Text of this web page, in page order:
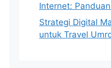
Internet:
Strategi Digital
untuk Travel